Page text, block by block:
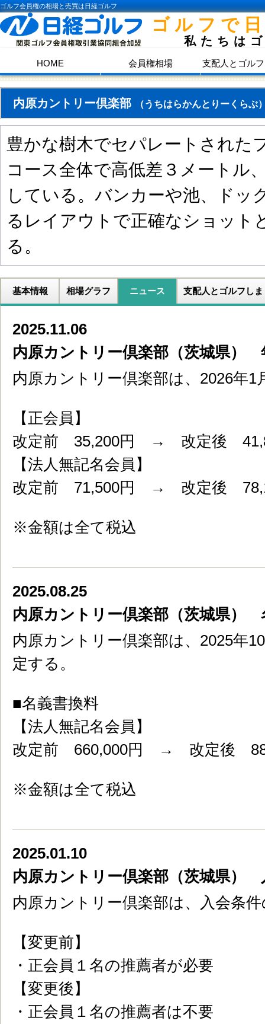
ゴルフ会員権の相場と売買は日経ゴルフ
ゴルフで
私たちは
HOME 会員権相場 支配人とゴル
内原カントリー倶楽部 （うちはらかんとりーくらぶ
豊かな樹木でセパレートされた
コース全体で高低差３メートル
している。バンカーや池、ドッ
るレイアウトで正確なショット
る。
基本情報 相場グラフ ニュース 支配人とゴルフしま
2025.11.06
内原カントリー倶楽部（茨城県）
内原カントリー倶楽部は、2026年1
【正会員】
改定前 35,200円 → 改定後
【法人無記名会員】
改定前 71,500円 → 改定後
※金額は全て税込
2025.08.25
内原カントリー倶楽部（茨城県）
内原カントリー倶楽部は、2025年
定する。
■名義書換料
【法人無記名会員】
改定前 660,000円 → 改定後
※金額は全て税込
2025.01.10
内原カントリー倶楽部（茨城県）
内原カントリー倶楽部は、入会条
【変更前】
・正会員１名の推薦者が必要
【変更後】
・正会員１名の推薦者は不要